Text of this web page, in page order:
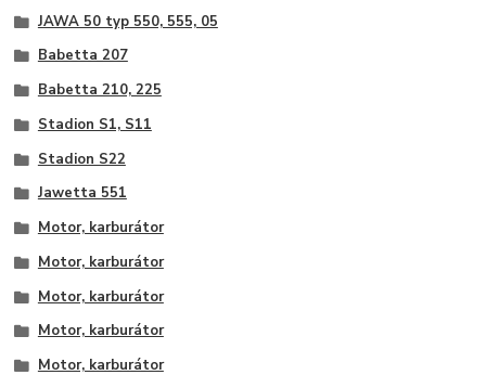
JAWA 50 typ 550, 555, 05
Babetta 207
Babetta 210, 225
Stadion S1, S11
Stadion S22
Jawetta 551
Motor, karburátor
Motor, karburátor
Motor, karburátor
Motor, karburátor
Motor, karburátor